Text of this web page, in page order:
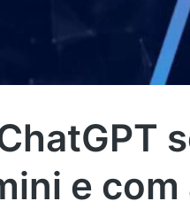
e com